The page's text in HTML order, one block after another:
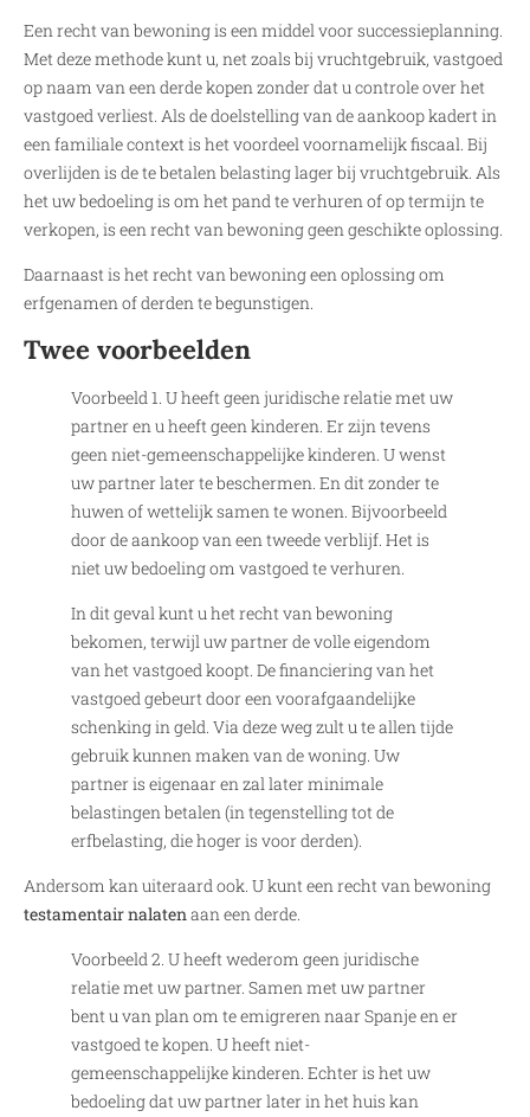
Een recht van bewoning is een middel voor successieplanning.
Met deze methode kunt u, net zoals bij vruchtgebruik, vastgoed
op naam van een derde kopen zonder dat u controle over het
vastgoed verliest. Als de doelstelling van de aankoop kadert in
een familiale context is het voordeel voornamelijk fiscaal. Bij
overlijden is de te betalen belasting lager bij vruchtgebruik. Als
het uw bedoeling is om het pand te verhuren of op termijn te
verkopen, is een recht van bewoning geen geschikte oplossing.
Daarnaast is het recht van bewoning een oplossing om
erfgenamen of derden te begunstigen.
Twee voorbeelden
Voorbeeld 1. U heeft geen juridische relatie met uw
partner en u heeft geen kinderen. Er zijn tevens
geen niet-gemeenschappelijke kinderen. U wenst
uw partner later te beschermen. En dit zonder te
huwen of wettelijk samen te wonen. Bijvoorbeeld
door de aankoop van een tweede verblijf. Het is
niet uw bedoeling om vastgoed te verhuren.
In dit geval kunt u het recht van bewoning
bekomen, terwijl uw partner de volle eigendom
van het vastgoed koopt. De financiering van het
vastgoed gebeurt door een voorafgaandelijke
schenking in geld. Via deze weg zult u te allen tijde
gebruik kunnen maken van de woning. Uw
partner is eigenaar en zal later minimale
belastingen betalen (in tegenstelling tot de
erfbelasting, die hoger is voor derden).
Andersom kan uiteraard ook. U kunt een recht van bewoning
testamentair nalatenaan een derde.
Voorbeeld 2. U heeft wederom geen juridische
relatie met uw partner. Samen met uw partner
bent u van plan om te emigreren naar Spanje en er
vastgoed te kopen. U heeft niet-
gemeenschappelijke kinderen. Echter is het uw
bedoeling dat uw partner later in het huis kan